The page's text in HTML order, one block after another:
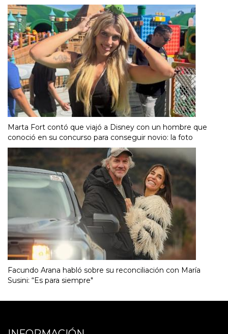
Marta Fort contó que viajó a Disney con un hombre que
conoció en su concurso para conseguir novio: la foto
Facundo Arana habló sobre su reconciliación con María
Susini: “Es para siempre"